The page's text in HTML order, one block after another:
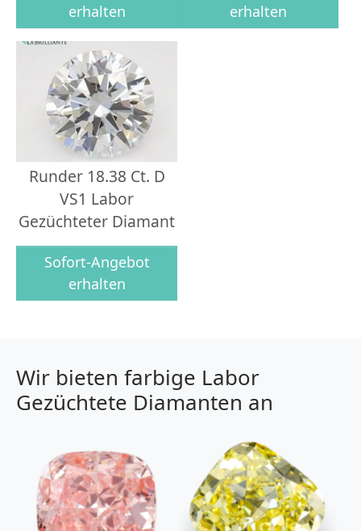
erhalten
erhalten
Runder 18.38 Ct. D
VS1 Labor
Gezüchteter Diamant
Sofort-Angebot
erhalten
Wir bieten farbige Labor
Gezüchtete Diamanten an